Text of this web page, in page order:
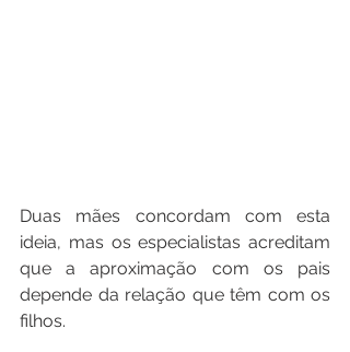
Duas mães concordam com esta
ideia, mas os especialistas acreditam
que a aproximação com os pais
depende da relação que têm com os
filhos.